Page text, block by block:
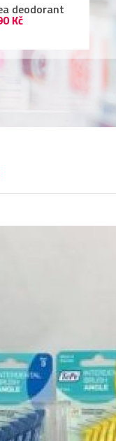
Lactovit Těl.ml.400
ml reg od 109,90